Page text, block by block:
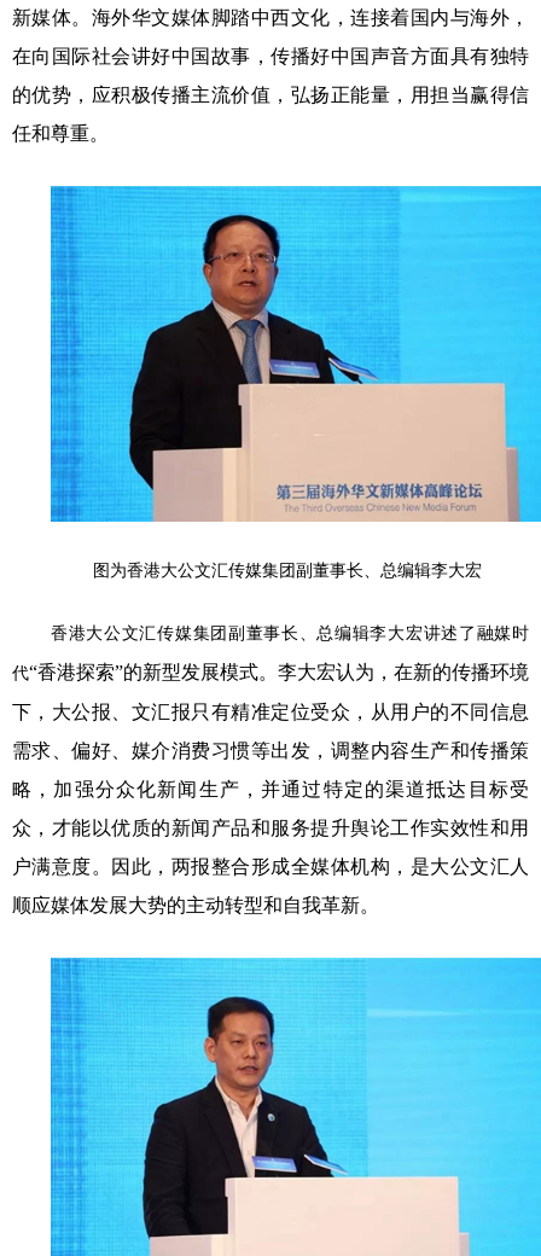
新媒体。海外华文媒体脚踏中西文化，连接着国内与海外，
在向国际社会讲好中国故事，传播好中国声音方面具有独特
的优势，应积极传播主流价值，弘扬正能量，用担当赢得信
任和尊重。
图为香港大公文汇传媒集团副董事长、总编辑李大宏
香港大公文汇传媒集团副董事长、总编辑李大宏讲述了融媒时
代“香港探索”的新型发展模式。李大宏认为，在新的传播环境
下，大公报、文汇报只有精准定位受众，从用户的不同信息
需求、偏好、媒介消费习惯等出发，调整内容生产和传播策
略，加强分众化新闻生产，并通过特定的渠道抵达目标受
众，才能以优质的新闻产品和服务提升舆论工作实效性和用
户满意度。因此，两报整合形成全媒体机构，是大公文汇人
顺应媒体发展大势的主动转型和自我革新。